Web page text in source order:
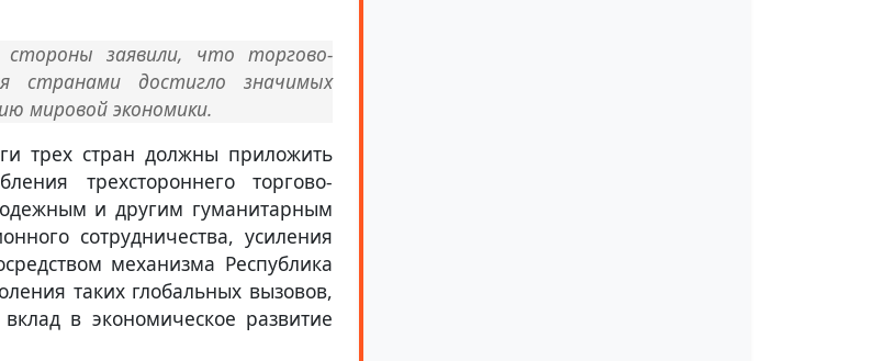
заявили, что торгово-
странами достигло значимых
мировой экономики.
трех стран должны приложить
трехстороннего торгово-
и другим гуманитарным
сотрудничества, усиления
механизма Республика
таких глобальных вызовов,
в экономическое развитие